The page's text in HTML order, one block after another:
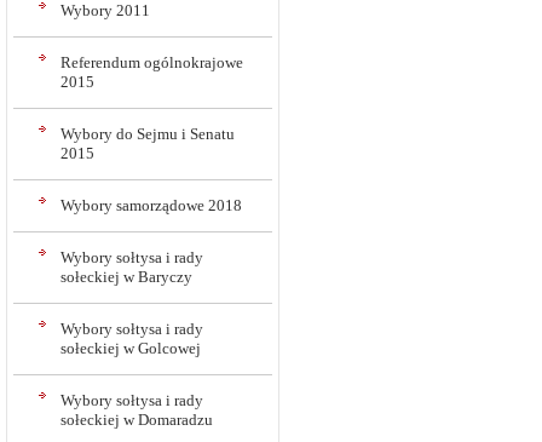
Wybory 2011
Referendum ogólnokrajowe
2015
Wybory do Sejmu i Senatu
2015
Wybory samorządowe 2018
Wybory sołtysa i rady
sołeckiej w Baryczy
Wybory sołtysa i rady
sołeckiej w Golcowej
Wybory sołtysa i rady
sołeckiej w Domaradzu